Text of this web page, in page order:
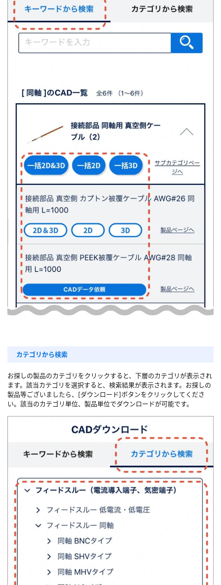
カテゴリから検索
お探しの製品のカテゴリをクリックすると、下層のカテゴリが表示され
ます。該当カテゴリを選択すると、検索結果が表示されます。お探しの
製品等ございましたら、[ダウンロード]ボタンをクリックしてくださ
い。該当のカテゴリ単位、製品単位でダウンロードが可能です。